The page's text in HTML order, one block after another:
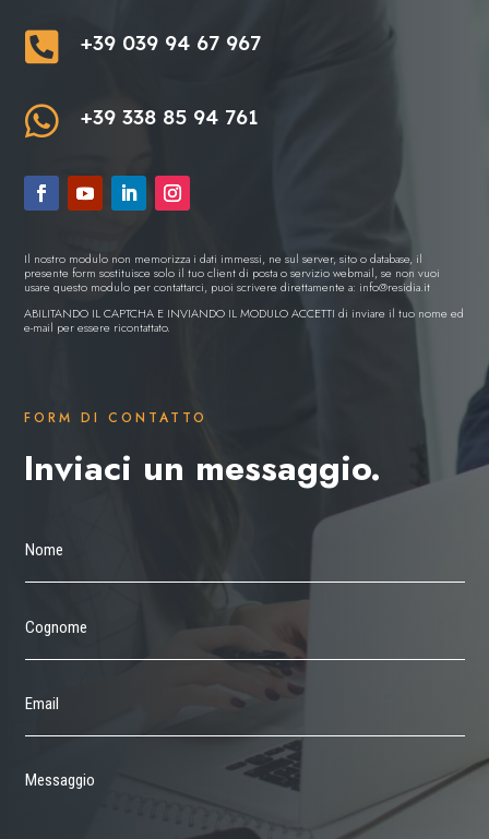
 +39 039 94 67 967
 +39 338 85 94 761
Il nostro modulo non memorizza i dati immessi, ne sul server, sito o database, il
presente form sostituisce solo il tuo client di posta o servizio webmail, se non vuoi
usare questo modulo per contattarci, puoi scrivere direttamente a: info@residia.it
ABILITANDO IL CAPTCHA E INVIANDO IL MODULO ACCETTI di inviare il tuo nome ed
e-mail per essere ricontattato.
FORM DI CONTATTO
Inviaci un messaggio.